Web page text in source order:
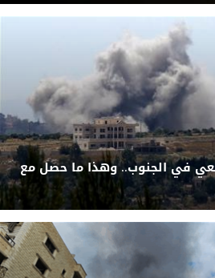
في الجنوب.. وهذا ما حصل مع